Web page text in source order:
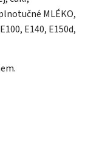
MLÉKO,
E140, E150d,